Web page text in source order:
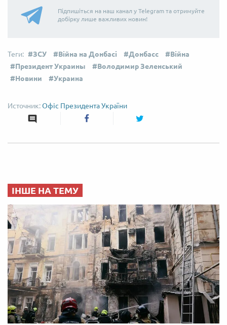
Підпишіться на наш канал у Telegram та отримуйте
добірку лише важливих новин!
ЗСУ Війна на Донбасі Донбасс
Війна
Президент Украины
Володимир Зеленський
Новини
Украина
Офіс Президента України
ІНШЕ НА ТЕМУ